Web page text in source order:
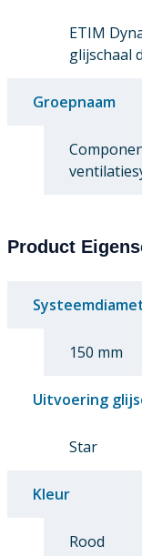
ETIM
glijschaal
Groepnaam
Product
150 mm
Uitvoering
Star
Kleur
Rood